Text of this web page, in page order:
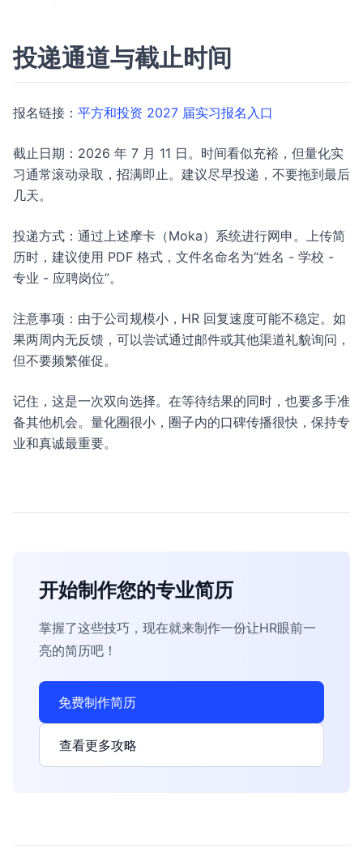
投递通道与截止时间
报名链接： 平方和投资 2027 届实习报名入口
截止日期：2026 年 7 月 11 日。时间看似充裕，但量化实
习通常滚动录取，招满即止。建议尽早投递，不要拖到最后
几天。
投递方式：通过上述摩卡（Moka）系统进行网申。上传简
历时，建议使用 PDF 格式，文件名命名为“姓名 - 学校 -
专业 - 应聘岗位”。
注意事项：由于公司规模小，HR 回复速度可能不稳定。如
果两周内无反馈，可以尝试通过邮件或其他渠道礼貌询问，
但不要频繁催促。
记住，这是一次双向选择。在等待结果的同时，也要多手准
备其他机会。量化圈很小，圈子内的口碑传播很快，保持专
业和真诚最重要。
开始制作您的专业简历
掌握了这些技巧，现在就来制作一份让HR眼前一
亮的简历吧！
免费制作简历
查看更多攻略